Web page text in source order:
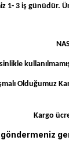
1- 3 iş günüdür.
Kargo